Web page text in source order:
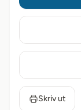
Skriv ut